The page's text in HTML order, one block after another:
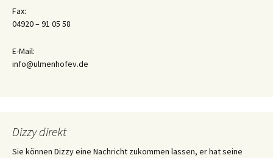
Fax:
04920 – 91 05 58
E-Mail:
info@ulmenhofev.de
Dizzy direkt
Sie können Dizzy eine Nachricht zukommen lassen, er hat seine